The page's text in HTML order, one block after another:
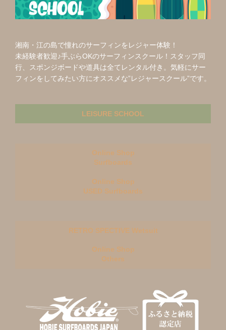
湘南・江の島で憧れのサーフィンをレジャー体験！
未経験者歓迎♪手ぶらOKのサーフィンスクール！スタッフ同
行、スポンジボードや道具は全てレンタル付き。気軽にサー
フィンをしてみたい方にオススメな”レジャースクール”です。
LEISURE SCHOOL
Online Shop
Surfboards
Online Shop
USED Surfboards
RETRO SPECTIVE Wetsuit
Online Shop
Others